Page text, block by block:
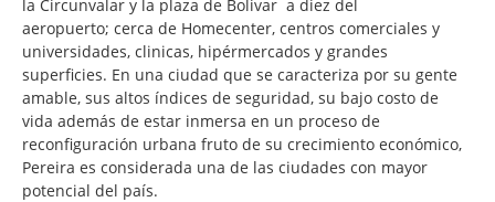
la Circunvalar y la plaza de Bolivar a diez del
aeropuerto; cerca de Homecenter, centros comerciales y
universidades, clinicas, hipérmercados y grandes
superficies. En una ciudad que se caracteriza por su gente
amable, sus altos índices de seguridad, su bajo costo de
vida además de estar inmersa en un proceso de
reconfiguración urbana fruto de su crecimiento económico,
Pereira es considerada una de las ciudades con mayor
potencial del país.